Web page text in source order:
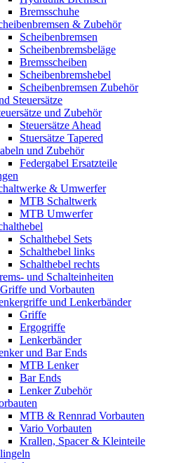
Bremsschuhe
& Zubehör
Scheibenbremsen
Scheibenbremsbeläge
Bremsscheiben
Scheibenbremshebel
Scheibenbremsen Zubehör
Steuersätze
und Zubehör
Steuersätze Ahead
Stuersätze Tapered
und Zubehör
Federgabel Ersatzteile
& Umwerfer
MTB Schaltwerk
MTB Umwerfer
Schalthebel Sets
Schalthebel links
Schalthebel rechts
und Schalteinheiten
und Vorbauten
und Lenkerbänder
Griffe
Ergogriffe
Lenkerbänder
und Bar Ends
MTB Lenker
Bar Ends
Lenker Zubehör
MTB & Rennrad Vorbauten
Vario Vorbauten
Krallen, Spacer & Kleinteile